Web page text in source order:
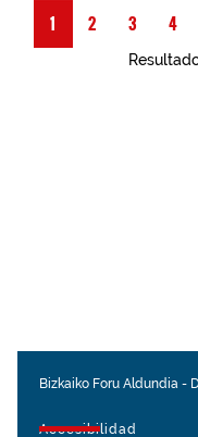
1 2 3 4
Bizkaiko Foru Aldundia -
Accesibilidad